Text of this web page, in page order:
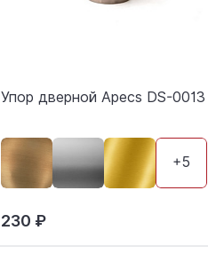
Упор дверной Apecs DS-0013
+5
230 ₽